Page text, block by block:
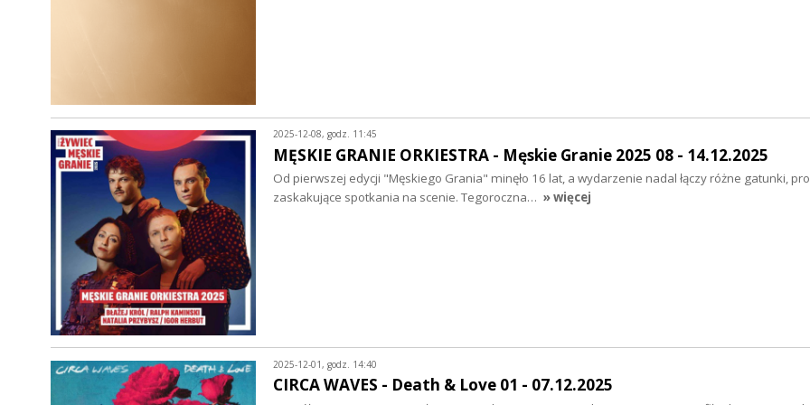
2025-12-08, godz. 11:45
MĘSKIE GRANIE ORKIESTRA - Męskie Granie 2025 08 - 14.12.2025
Od pierwszej edycji "Męskiego Grania" minęło 16 lat, a wydarzenie nadal łączy różne gatunki,
zaskakujące spotkania na scenie. Tegoroczna… » więcej
2025-12-01, godz. 14:40
CIRCA WAVES - Death & Love 01 - 07.12.2025